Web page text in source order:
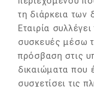
τη διάρκεια των
Εταιρία
συσκευές μέσω
πρόσβαση στις
δικαιώματα που
συσχετίσει τις